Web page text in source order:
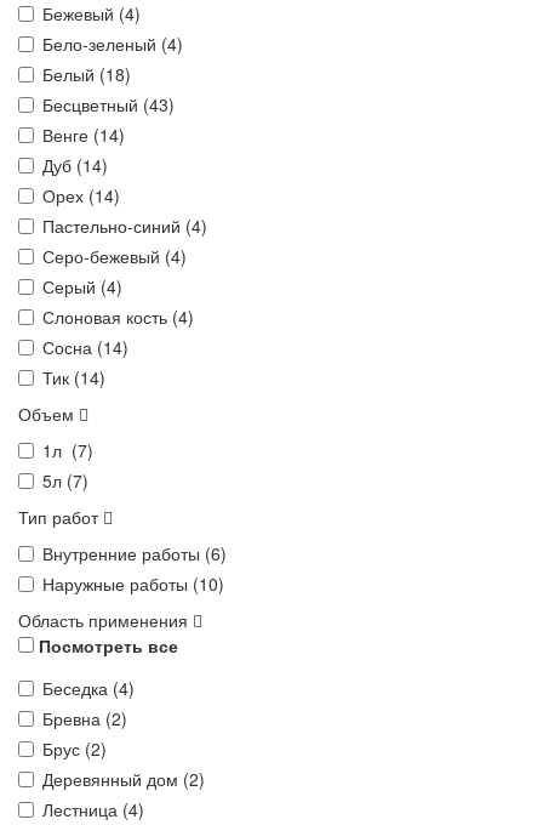
Бежевый (4)
Бело-зеленый (4)
Белый (18)
Бесцветный (43)
Венге (14)
Дуб (14)
Орех (14)
Пастельно-синий (4)
Серо-бежевый (4)
Серый (4)
Слоновая кость (4)
Сосна (14)
Тик (14)
Объем
1л (7)
5л (7)
Тип работ
Внутренние работы (6)
Наружные работы (10)
Область применения
Посмотреть все
Беседка (4)
Бревна (2)
Брус (2)
Деревянный дом (2)
Лестница (4)